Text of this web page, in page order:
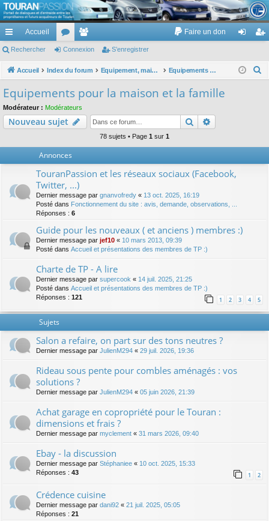
TouranPassion
Le forum des propriétaires ou futurs acquéreurs du Volkswagen Touran
cc
ès
pi
de
Accueil
or
u
e
m
Faire un don
ne nr
Rechercher Connexion S’enregistrer
Accueil Index du forum Equipement, maison, famille, passion, hobby, détente, ... Equipements pour la maison et la famille
c
Equipements pour la maison et la famille
Modérateur : Modérateurs
Nouveau sujet Rechercher
78 sujets • Page 1 sur 1
Annonces
TouranPassion et les réseaux sociaux (Facebook,
Twitter, ...)
Dernier message par gnanvofredy « 13 oct. 2025, 16:19
Posté dans Fonctionnement du site : avis, demande, observations, ...
Réponses : 6
Guide pour les nouveaux ( et anciens ) membres :)
Dernier message par jef10 « 10 mars 2013, 09:39
Posté dans Accueil et présentations des membres de TP :)
Charte de TP - A lire
Dernier message par supercook « 14 juil. 2025, 21:25
Posté dans Accueil et présentations des membres de TP :)
Réponses : 121 1 2 3 4 5
Sujets
Salon a refaire, on part sur des tons neutres ?
Dernier message par JulienM294 « 29 juil. 2026, 19:36
Rideau sous pente pour combles aménagés : vos
solutions ?
Dernier message par JulienM294 « 05 juin 2026, 21:39
Achat garage en copropriété pour le Touran :
dimensions et frais ?
Dernier message par myclement « 31 mars 2026, 09:40
Ebay - la discussion
Dernier message par Stéphaniee « 10 oct. 2025, 15:33
Réponses : 43 1 2
Crédence cuisine
Dernier message par dani92 « 21 juil. 2025, 05:05
Réponses : 21